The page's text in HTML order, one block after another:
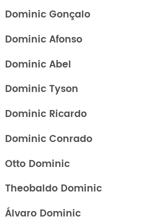
Dominic Gonçalo
Dominic Afonso
Dominic Abel
Dominic Tyson
Dominic Ricardo
Dominic Conrado
Otto Dominic
Theobaldo Dominic
Álvaro Dominic